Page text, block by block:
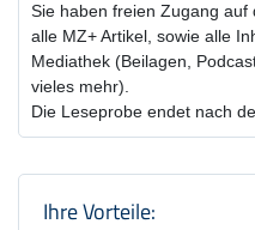
Sie haben freien Zugang auf
alle MZ+ Artikel, sowie alle
Mediathek (Beilagen,
vieles mehr).
Die Leseprobe endet nach
Ihre Vorteile: